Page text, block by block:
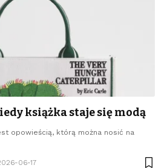
książka staje się modą
opowieścią, którą można nosić na
06-17